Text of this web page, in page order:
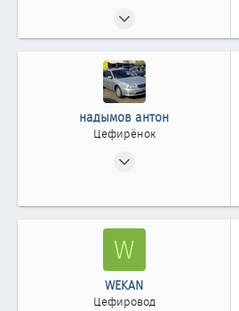
565
Казахстан г.Степногорск
надымов антон
Цефирёнок
W
WEKAN
Цефировод